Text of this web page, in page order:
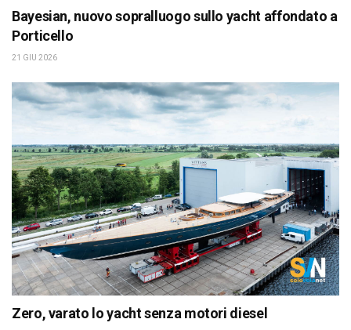
Bayesian, nuovo sopralluogo sullo yacht affondato a
Porticello
21 GIU 2026
Zero, varato lo yacht senza motori diesel